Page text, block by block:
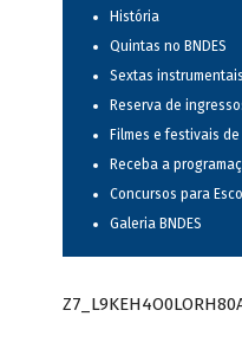
História
Quintas no BNDES
Sextas instrumentais
Reserva de
Filmes e festivais
Receba a
Concursos para
Galeria BNDES